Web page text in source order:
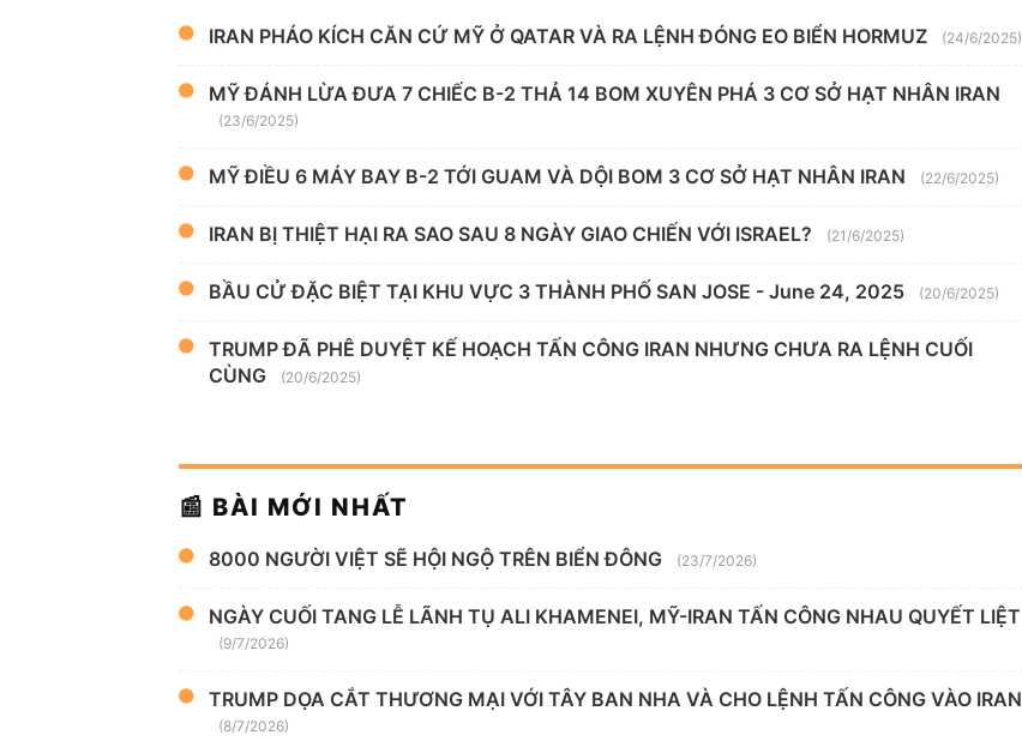
IRAN PHÁO KÍCH CĂN CỨ MỸ Ở QATAR VÀ RA LỆNH ĐÓNG EO BIỂN HORMUZ (24/6/2025)
MỸ ĐÁNH LỪA ĐƯA 7 CHIẾC B-2 THẢ 14 BOM XUYÊN PHÁ 3 CƠ SỞ HẠT NHÂN IRAN
(23/6/2025)
MỸ ĐIỀU 6 MÁY BAY B-2 TỚI GUAM VÀ DỘI BOM 3 CƠ SỞ HẠT NHÂN IRAN (22/6/2025)
IRAN BỊ THIỆT HẠI RA SAO SAU 8 NGÀY GIAO CHIẾN VỚI ISRAEL? (21/6/2025)
BẦU CỬ ĐẶC BIỆT TẠI KHU VỰC 3 THÀNH PHỐ SAN JOSE - June 24, 2025 (20/6/2025)
TRUMP ĐÃ PHÊ DUYỆT KẾ HOẠCH TẤN CÔNG IRAN NHƯNG CHƯA RA LỆNH CUỐI
CÙNG
(20/6/2025)
📰 BÀI MỚI NHẤT
8000 NGƯỜI VIỆT SẼ HỘI NGỘ TRÊN BIỂN ĐÔNG (23/7/2026)
NGÀY CUỐI TANG LỄ LÃNH TỤ ALI KHAMENEI, MỸ-IRAN TẤN CÔNG NHAU QUYẾT LIỆT
(9/7/2026)
TRUMP DỌA CẮT THƯƠNG MẠI VỚI TÂY BAN NHA VÀ CHO LỆNH TẤN CÔNG VÀO IRAN
(8/7/2026)